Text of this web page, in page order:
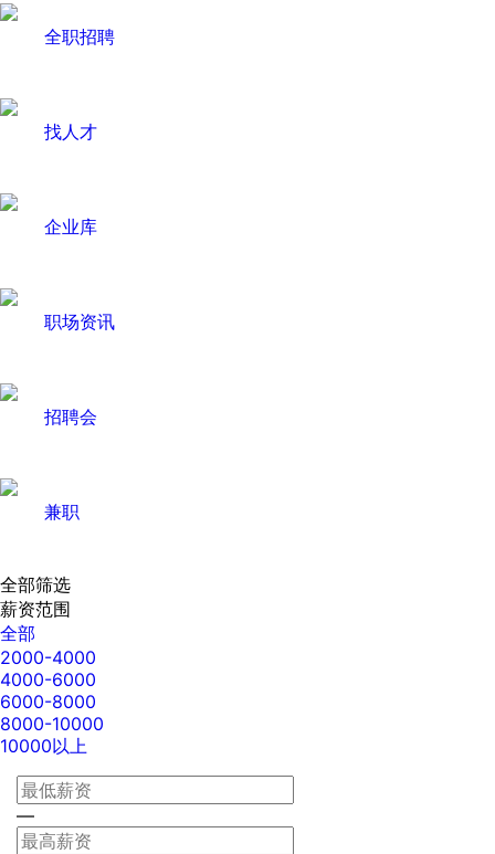
全职招聘
找人才
企业库
职场资讯
招聘会
兼职
全部筛选
薪资范围
全部
2000-4000
4000-6000
6000-8000
8000-10000
10000以上
—